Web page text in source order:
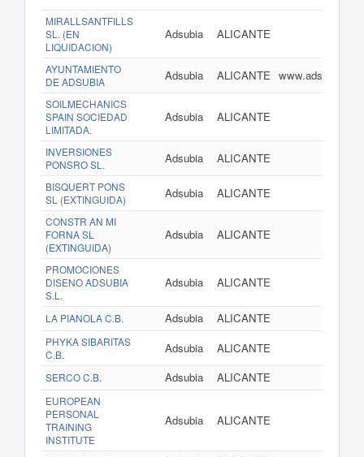
MIRALLSANTFILLS
SL. (EN
LIQUIDACION)
Adsubia ALICANTE
AYUNTAMIENTO
DE ADSUBIA
Adsubia ALICANTE www.adsubia.es
SOILMECHANICS
SPAIN SOCIEDAD
LIMITADA.
Adsubia ALICANTE
INVERSIONES
PONSRO SL.
Adsubia ALICANTE
BISQUERT PONS
SL (EXTINGUIDA)
Adsubia ALICANTE
CONSTR AN MI
FORNA SL
(EXTINGUIDA)
Adsubia ALICANTE
PROMOCIONES
DISENO ADSUBIA
S.L.
Adsubia ALICANTE
LA PIANOLA C.B. Adsubia ALICANTE
PHYKA SIBARITAS
C.B.
Adsubia ALICANTE
SERCO C.B. Adsubia ALICANTE
EUROPEAN
PERSONAL
TRAINING
INSTITUTE
Adsubia ALICANTE